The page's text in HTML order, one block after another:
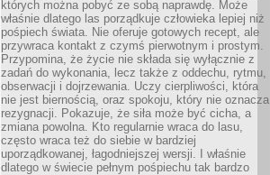
których można pobyć ze sobą naprawdę. Może
właśnie dlatego las porządkuje człowieka lepiej niż
pośpiech świata. Nie oferuje gotowych recept, ale
przywraca kontakt z czymś pierwotnym i prostym.
Przypomina, że życie nie składa się wyłącznie z
zadań do wykonania, lecz także z oddechu, rytmu,
obserwacji i dojrzewania. Uczy cierpliwości, która
nie jest biernością, oraz spokoju, który nie oznacza
rezygnacji. Pokazuje, że siła może być cicha, a
zmiana powolna. Kto regularnie wraca do lasu,
często wraca też do siebie w bardziej
uporządkowanej, łagodniejszej wersji. I właśnie
dlatego w świecie pełnym pośpiechu tak bardzo